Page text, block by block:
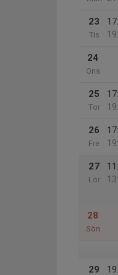
23
Tis
24
Ons
25
Tor
26
Fre
27
Lör
28
Sön
29